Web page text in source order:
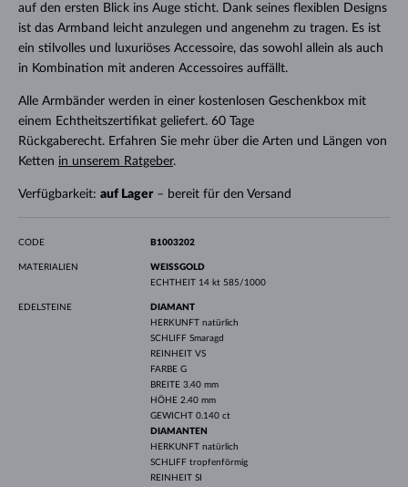
auf den ersten Blick ins Auge sticht. Dank seines flexiblen Designs
ist das Armband leicht anzulegen und angenehm zu tragen. Es ist
ein stilvolles und luxuriöses Accessoire, das sowohl allein als auch
in Kombination mit anderen Accessoires auffällt.
Alle Armbänder werden in einer kostenlosen Geschenkbox mit
einem Echtheitszertifikat geliefert. 60 Tage
Rückgaberecht. Erfahren Sie mehr über die Arten und Längen von
Ketten in unserem Ratgeber.
Verfügbarkeit: auf Lager– bereit für den Versand
CODE B1003202
MATERIALIEN
WEISSGOLD
ECHTHEIT 14 kt 585/1000
EDELSTEINE
DIAMANT
HERKUNFT natürlich
SCHLIFF Smaragd
REINHEIT VS
FARBE G
BREITE 3.40 mm
HÖHE 2.40 mm
GEWICHT 0.140 ct
DIAMANTEN
HERKUNFT natürlich
SCHLIFF tropfenförmig
REINHEIT SI